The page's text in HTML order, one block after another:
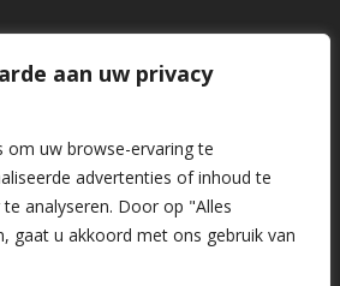
aan uw privacy
om uw browse-ervaring te
advertenties of inhoud te
analyseren. Door op "Alles
gaat u akkoord met ons gebruik van